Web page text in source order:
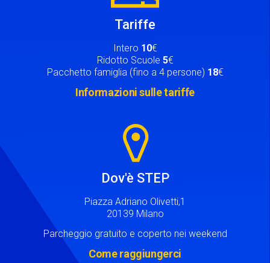
Tariffe
Intero 10€
Ridotto Scuole 5€
Pacchetto famiglia (fino a 4 persone) 18€
Informazioni sulle tariffe
Dov'è STEP
Piazza Adriano Olivetti,1
20139 Milano
Parcheggio gratuito e coperto nei weekend
Come raggiungerci